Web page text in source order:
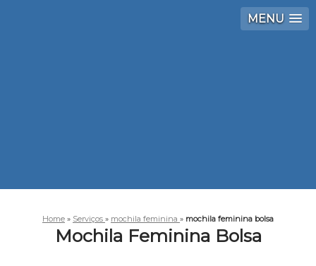
MENU
Home » Serviços » mochila feminina » mochila feminina bolsa
Mochila Feminina Bolsa